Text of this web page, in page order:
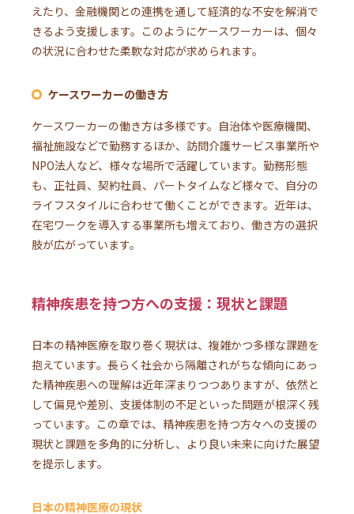
えたり、金融機関との連携を通して経済的な不安を解消で
きるよう支援します。このようにケースワーカーは、個々
の状況に合わせた柔軟な対応が求められます。
ケースワーカーの働き方
ケースワーカーの働き方は多様です。自治体や医療機関、
福祉施設などで勤務するほか、訪問介護サービス事業所や
NPO法人など、様々な場所で活躍しています。勤務形態
も、正社員、契約社員、パートタイムなど様々で、自分の
ライフスタイルに合わせて働くことができます。近年は、
在宅ワークを導入する事業所も増えており、働き方の選択
肢が広がっています。
精神疾患を持つ方への支援：現状と課題
日本の精神医療を取り巻く現状は、複雑かつ多様な課題を
抱えています。長らく社会から隔離されがちな傾向にあっ
た精神疾患への理解は近年深まりつつありますが、依然と
して偏見や差別、支援体制の不足といった問題が根深く残
っています。この章では、精神疾患を持つ方々への支援の
現状と課題を多角的に分析し、より良い未来に向けた展望
を提示します。
日本の精神医療の現状